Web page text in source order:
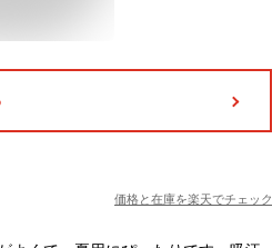
価格と在庫を楽天でチェック